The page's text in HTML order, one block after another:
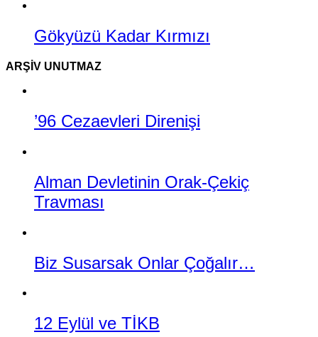
Gökyüzü Kadar Kırmızı
ARŞIV UNUTMAZ
’96 Cezaevleri Direnişi
Alman Devletinin Orak-Çekiç
Travması
Biz Susarsak Onlar Çoğalır…
12 Eylül ve TİKB